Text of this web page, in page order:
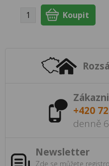
+420
denně
Newsletter
Zde se můžete